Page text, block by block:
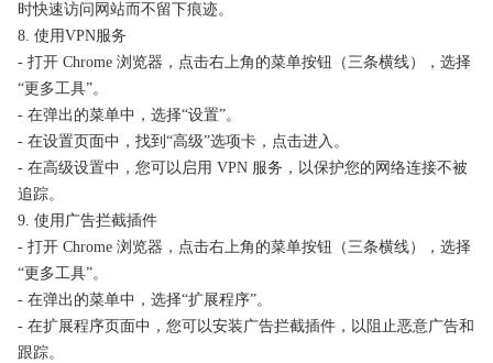
时快速访问网站而不留下痕迹。
8. 使用VPN服务
- 打开 Chrome 浏览器，点击右上角的菜单按钮（三条横线），选择
“更多工具”。
- 在弹出的菜单中，选择“设置”。
- 在设置页面中，找到“高级”选项卡，点击进入。
- 在高级设置中，您可以启用 VPN 服务，以保护您的网络连接不被
追踪。
9. 使用广告拦截插件
- 打开 Chrome 浏览器，点击右上角的菜单按钮（三条横线），选择
“更多工具”。
- 在弹出的菜单中，选择“扩展程序”。
- 在扩展程序页面中，您可以安装广告拦截插件，以阻止恶意广告和
跟踪。